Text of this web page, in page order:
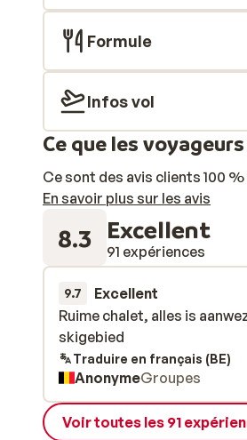
Formule
Infos vol
Ce que les
Ce sont des avis clients 100
En savoir plus sur les avis
8.3 Excellent
91 expériences
9.7 Excellent
Ruime chalet, alles is
skigebied
Ruime chalet, alles is
skigebied
Traduire en français (BE)
AnonymeGroupes
Voir toutes les 91